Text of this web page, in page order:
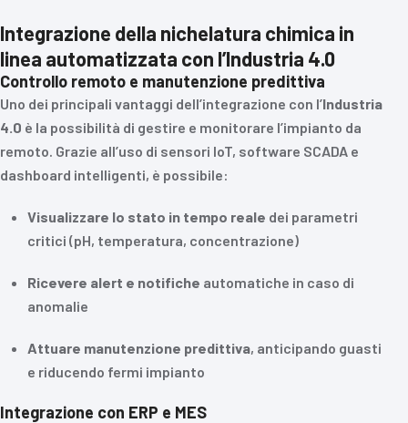
Integrazione della nichelatura chimica in
linea automatizzata con l’Industria 4.0
Controllo remoto e manutenzione predittiva
Uno dei principali vantaggi dell’integrazione con l’Industria
4.0 è la possibilità di gestire e monitorare l’impianto da
remoto. Grazie all’uso di sensori IoT, software SCADA e
dashboard intelligenti, è possibile:
Visualizzare lo stato in tempo reale dei parametri
critici (pH, temperatura, concentrazione)
Ricevere alert e notifiche automatiche in caso di
anomalie
Attuare manutenzione predittiva, anticipando guasti
e riducendo fermi impianto
Integrazione con ERP e MES